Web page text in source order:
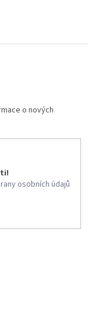
o nových
osobních údajů